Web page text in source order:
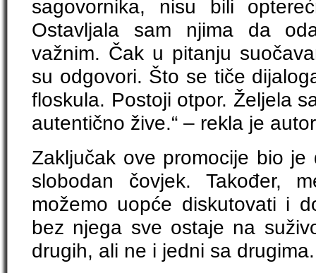
sagovornika, nisu bili
Ostavljala sam njima da
važnim. Čak u pitanju
su odgovori. Što se tiče
floskula. Postoji otpor. Željela
autentično žive.“ – rekla je
Zaključak ove promocije bio
slobodan čovjek. Također,
možemo uopće diskutovati i
bez njega sve ostaje na
drugih, ali ne i jedni sa drugima.